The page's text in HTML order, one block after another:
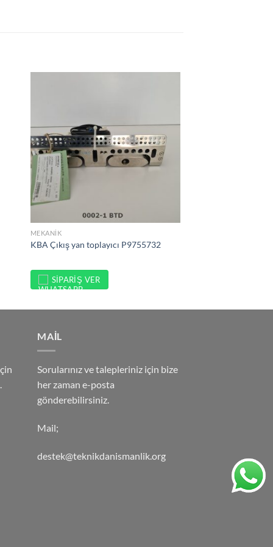
MEKANIK
KBA Çıkış yan toplayıcı P9755732
SIPARIŞ VER
MAİL
Sorularınız ve talepleriniz için bize
her zaman e-posta
gönderebilirsiniz.
Mail;
destek@teknikdanismanlik.org